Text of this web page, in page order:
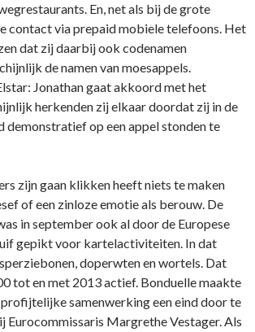
En, net als bij de grote
contact via prepaid mobiele telefoons. Het
dat zij daarbij ook codenamen
de namen van moesappels.
Jonathan gaat akkoord met het
herkenden zij elkaar doordat zij in de
demonstratief op een appel stonden te
zijn gaan klikken heeft niets te maken
of een zinloze emotie als berouw. De
in september ook al door de Europese
gepikt voor kartelactiviteiten. In dat
doperwten en wortels. Dat
tot en met 2013 actief. Bonduelle maakte
samenwerking een eind door te
Eurocommissaris Margrethe Vestager. Als